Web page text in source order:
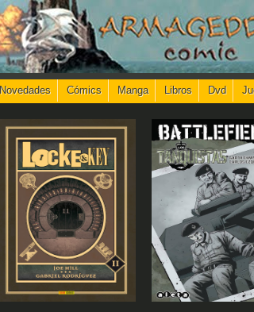
Novedades Cómics Manga Libros Dvd